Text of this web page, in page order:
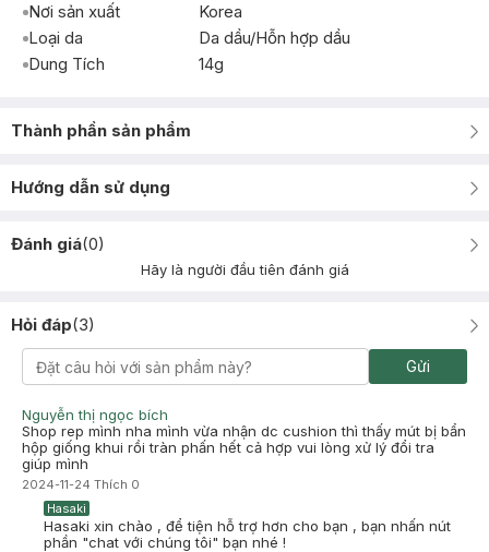
Nơi sản xuất
Korea
Loại da
Da dầu/Hỗn hợp dầu
Dung Tích
14g
Thành phần sản phẩm
Hướng dẫn sử dụng
Đánh giá(0)
Hãy là người đầu tiên đánh giá
Hỏi đáp(3)
Gửi
Nguyễn thị ngọc bích
Shop rep mình nha mình vừa nhận dc cushion thì thấy mút bị bẩn
hộp giống khui rồi tràn phấn hết cả hợp vui lòng xử lý đổi tra
giúp mình
2024-11-24 Thích 0
Hasaki
Hasaki xin chào , để tiện hỗ trợ hơn cho bạn , bạn nhấn nút
phần "chat với chúng tôi" bạn nhé !